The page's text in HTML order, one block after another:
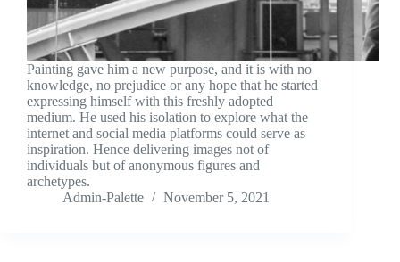
Painting gave him a new purpose, and it is with no
knowledge, no prejudice or any hope that he started
expressing himself with this freshly adopted
medium. He used his isolation to explore what the
internet and social media platforms could serve as
inspiration. Hence delivering images not of
individuals but of anonymous figures and
archetypes.
Admin-Palette
November 5, 2021